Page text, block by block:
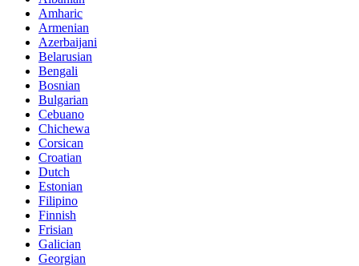
Amharic
Armenian
Azerbaijani
Belarusian
Bengali
Bosnian
Bulgarian
Cebuano
Chichewa
Corsican
Croatian
Dutch
Estonian
Filipino
Finnish
Frisian
Galician
Georgian